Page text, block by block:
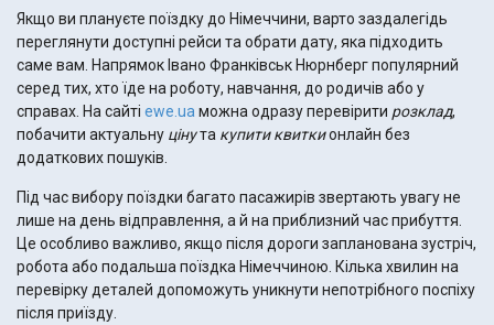
Якщо ви плануєте поїздку до Німеччини, варто заздалегідь
переглянути доступні рейси та обрати дату, яка підходить
саме вам. Напрямок Івано Франківськ Нюрнберг популярний
серед тих, хто їде на роботу, навчання, до родичів або у
справах. На сайті ewe.uaможна одразу перевірити розклад,
побачити актуальну цінута купити квиткионлайн без
додаткових пошуків.
Під час вибору поїздки багато пасажирів звертають увагу не
лише на день відправлення, а й на приблизний час прибуття.
Це особливо важливо, якщо після дороги запланована зустріч,
робота або подальша поїздка Німеччиною. Кілька хвилин на
перевірку деталей допоможуть уникнути непотрібного поспіху
після приїзду.